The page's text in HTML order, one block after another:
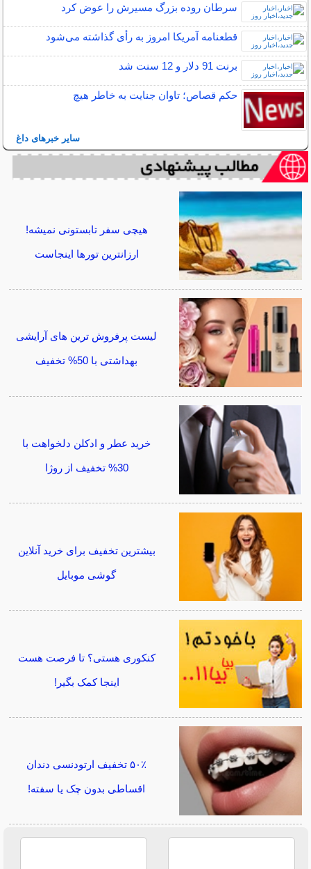
سرطان روده بزرگ مسیرش را عوض کرد
قطعنامه آمریکا امروز به رأی گذاشته می‌شود
برنت 91 دلار و 12 سنت شد
حکم قصاص؛ تاوان جنایت به خاطر هیچ
سایر خبرهای داغ
هیچی سفر تابستونی نمیشه!
ارزانترین تورها اینجاست
لیست پرفروش ترین های آرایشی
بهداشتی با 50% تخفیف
خرید عطر و ادکلن دلخواهت با
30% تخفیف از روژا
بیشترین تخفیف برای خرید آنلاین
گوشی موبایل
کنکوری هستی؟ تا فرصت هست
اینجا کمک بگیر!
۵۰٪ تخفیف ارتودنسی دندان
اقساطی بدون چک یا سفته!